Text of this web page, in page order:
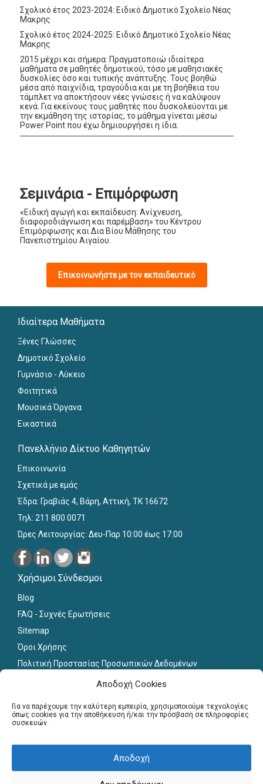
Αποδοχή Cookies
Για να παρέχουμε την καλύτερη εμπειρία, χρησιμοποιούμε τεχνολογίες
όπως cookies για την αποθήκευση ή/και την πρόσβαση σε πληροφορίες
συσκευών.
Αποδοχή
Σχολικό έτος 2023-2024: Ειδικό Δημοτικό Σχολείο Νέας
Μακρης
Σχολικό έτος 2024-2025: Ειδικό Δημοτικό Σχολείο Νέας
Μακρης
2015 μέχρι και σήμερα: Πραγματοποιώ ιδιαίτερα
μαθήματα σε μαθητές δημοτικού, τόσο με μαθησιακές
δυσκολίες όσο και τυπικής ανάπτυξης. Τους βοηθώ
μέσα από παιχνίδια, τραγούδια και με τη βοήθεια του
τάμπλετ να αποκτήσουν νέες γνώσεις ή να καλύψουν
κενά. Για εκείνους τους μαθητές που δυσκολεύονται με
την εκμάθηση της ιστορίας, το μάθημα γίνεται μέσω
Power Point που έχω δημιουργήσει η ίδια.
Σεμινάρια - Επιμόρφωση
«Ειδική αγωγή και εκπαίδευση: Ανίχνευση,
διαφοροδιάγνωση και παρέμβαση» του Κέντρου
Επιμόρφωσης και Δια Βίου Μάθησης του
Πανεπιστημίου Αιγαίου.
Επικοινωνήστε με τον εκπαιδευτικό
Ιδιαίτερα Μαθήματα
Ξένες Γλώσσες
Δημοτικό Σχολείο
Γυμνάσιο - Λύκειο
Φοιτητικά
Μουσικά Όργανα
Εικαστικά
Πανελλήνιο Δίκτυο Καθηγητών
Επικοινωνία
Σχετικά με εμάς
Έδρα: Γραβιάς 4, Βάρη, Αττική, ΤΚ 16672
Τηλ: 211 800 0071
Ώρες Λειτουργίας: Δευ-Παρ 10:00 έως 17:00
Χρήσιμοι Σύνδεσμοι
Blog
FAQ - Συχνές Ερωτήσεις
Sitemap
Όροι Χρήσης
Πολιτική Προστασίας Προσωπικών Δεδομένων
Για εκπαιδευτικούς
Εγγραφή
Γραφείο Διασύνδεσης